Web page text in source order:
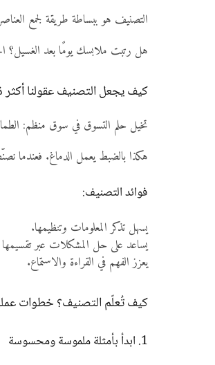
التصنيف هو ببساطة طريقة لجمع
هل رتبت ملابسك يومًا بعد الغسيل؟
كيف يجعل التصنيف عقولنا أكثر
تخيل حلم التسوق في سوق منظم:
هكذا بالضبط يعمل الدماغ. فعندما
فوائد التصنيف:
يسهل تذكر المعلومات وتنظيمها.
يساعد على حل المشكلات عبر تقسيمها
يعزز الفهم في القراءة والاستماع.
كيف تُعلّم التصنيف؟ خطوات
1. ابدأ بأمثلة ملموسة ومحسوسة